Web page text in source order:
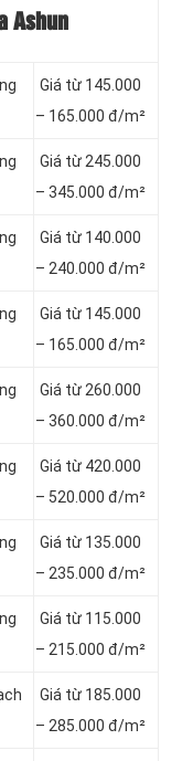
Ashun
Giá từ 145.000
– 165.000 đ/m²
Giá từ 245.000
– 345.000 đ/m²
Giá từ 140.000
– 240.000 đ/m²
Giá từ 145.000
– 165.000 đ/m²
Giá từ 260.000
– 360.000 đ/m²
Giá từ 420.000
– 520.000 đ/m²
Giá từ 135.000
– 235.000 đ/m²
Giá từ 115.000
– 215.000 đ/m²
Giá từ 185.000
– 285.000 đ/m²